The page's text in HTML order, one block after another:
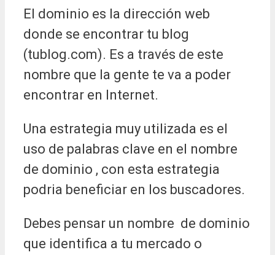
El dominio es la dirección web
donde se encontrar tu blog
(tublog.com). Es a través de este
nombre que la gente te va a poder
encontrar en Internet.
Una estrategia muy utilizada es el
uso de palabras clave en el nombre
de dominio , con esta estrategia
podria beneficiar en los buscadores.
Debes pensar un nombre de dominio
que identifica a tu mercado o